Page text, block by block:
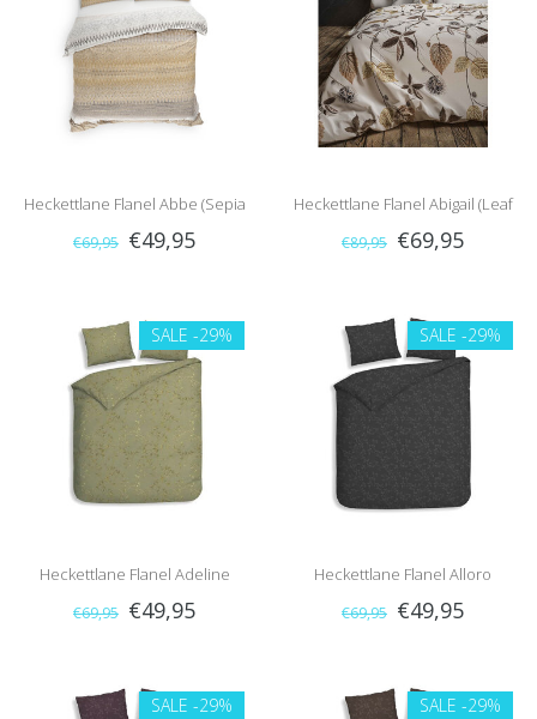
Heckettlane Flanel Abbe (Sepia
€69,95 €49,95
Heckettlane Flanel Abigail (Leaf
€89,95 €69,95
SALE -29%
Heckettlane Flanel Adeline
€69,95 €49,95
SALE -29%
Heckettlane Flanel Alloro
€69,95 €49,95
SALE -29% SALE -29%